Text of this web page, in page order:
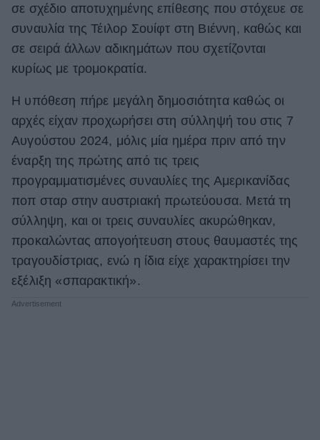
Χωρίς Ταμπέλες
Women's Forum
Hautes Grecians
Γάμος
Market News
σε σχέδιο αποτυχημένης επίθεσης που στόχευε σε
συναυλία της Τέιλορ Σουίφτ στη Βιέννη, καθώς και
σε σειρά άλλων αδικημάτων που σχετίζονται
κυρίως με τρομοκρατία.
Η υπόθεση πήρε μεγάλη δημοσιότητα καθώς οι
αρχές είχαν προχωρήσει στη σύλληψή του στις 7
Αυγούστου 2024, μόλις μία ημέρα πριν από την
έναρξη της πρώτης από τις τρεις
προγραμματισμένες συναυλίες της Αμερικανίδας
ποπ σταρ στην αυστριακή πρωτεύουσα. Μετά τη
σύλληψη, και οι τρεις συναυλίες ακυρώθηκαν,
προκαλώντας απογοήτευση στους θαυμαστές της
τραγουδίστριας, ενώ η ίδια είχε χαρακτηρίσει την
εξέλιξη «σπαρακτική».